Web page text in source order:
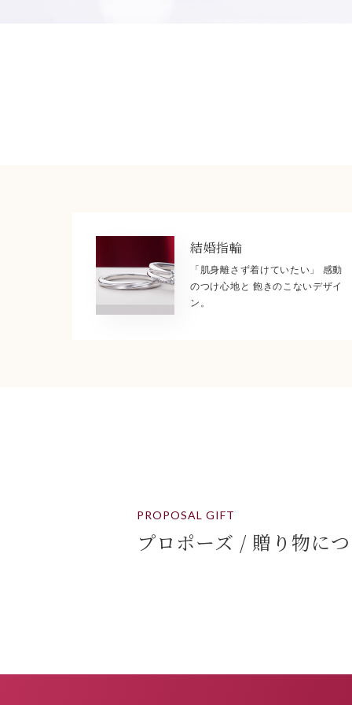
結婚指輪
「肌身離さず着けていたい」 感動
のつけ心地と 飽きのこないデザイ
ン。
PROPOSAL GIFT
プロポーズ / 贈り物に